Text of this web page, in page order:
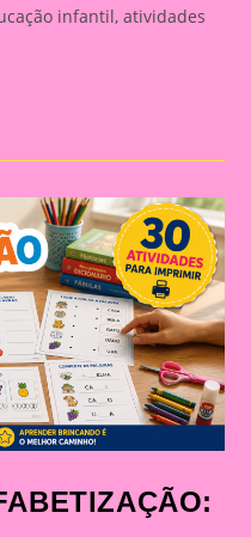
infantil, atividades